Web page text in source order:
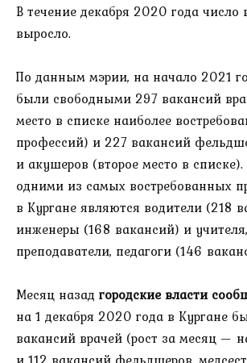
В течение декабря 2020 года число
выросло.
По данным мэрии, на начало 2021
были свободными 297 вакансий
место в списке наиболее
профессий) и 227 вакансий
и акушеров (второе место в
одними из самых востребованных
в Кургане являются водители (218
инженеры (168 вакансий) и учителя,
преподаватели, педагоги (146
Месяц назад городские власти
на 1 декабря 2020 года в Кургане
вакансий врачей (рост за месяц —